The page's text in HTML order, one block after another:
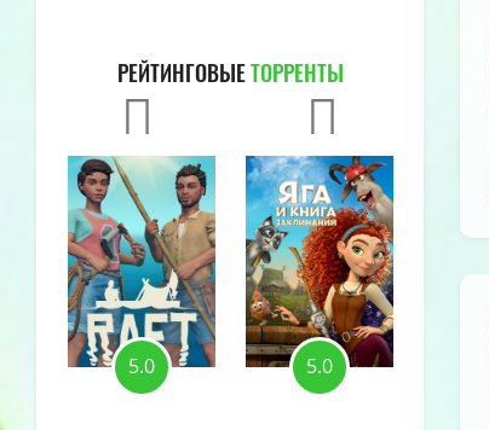
РЕЙТИНГОВЫЕТОРРЕНТЫ
5.0 5.0